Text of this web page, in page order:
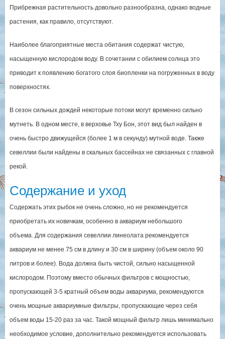
Прибрежная растительность довольно разнообразна, однако водные
растения, как правило, отсутствуют.
Наиболее благоприятные места обитания содержат чистую,
насыщенную кислородом воду. В сочетании с обилием солнца это
приводит к появлению богатого слоя биопленки на погруженных в воду
поверхностях.
В сезон сильных дождей некоторые потоки могут временно сильно
мутнеть. В одном месте, в верховье Тху Бон, этот вид был найден в
очень быстро движущейся (более 1 м в секунду) мутной воде. Также
севеллии были найдены в скальных бассейнах не связанных с главной
рекой.
Содержание и уход
Содержать этих рыбок не очень сложно, но не рекомендуется
приобретать их новичкам, особенно в аквариум небольшого
объема. Для содержания севеллии линеолата рекомендуется
аквариум не менее 75 см в длину и 30 см в ширину (объем около 90
литров и более). Вода должна быть чистой, сильно насыщенной
кислородом. Поэтому вместо обычных фильтров с мощностью,
пропускающей 3-5 кратный объем воды аквариума, рекомендуются
очень мощные аквариумные фильтры, пропускающие через себя
объем воды 15-20 раз за час. Такой мощный фильтр лишь минимально
необходимое условие, дополнительно рекомендуется использовать